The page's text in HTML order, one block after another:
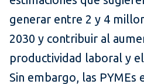
generar entre 2 y 4
2030 y contribuir al
productividad laboral y
Sin embargo, las PYMEs